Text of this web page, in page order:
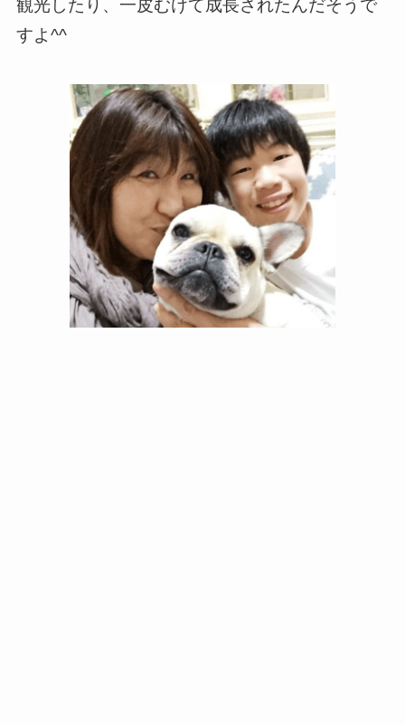
観光したり、一皮むけて成長されたんだそうで
すよ^^